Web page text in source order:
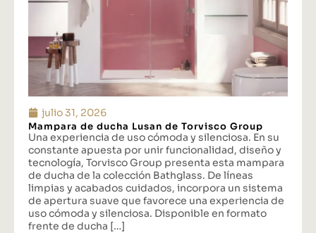
julio 31, 2026
Mampara de ducha Lusan de Torvisco Group
Una experiencia de uso cómoda y silenciosa. En su
constante apuesta por unir funcionalidad, diseño y
tecnología, Torvisco Group presenta esta mampara
de ducha de la colección Bathglass. De líneas
limpias y acabados cuidados, incorpora un sistema
de apertura suave que favorece una experiencia de
uso cómoda y silenciosa. Disponible en formato
frente de ducha […]